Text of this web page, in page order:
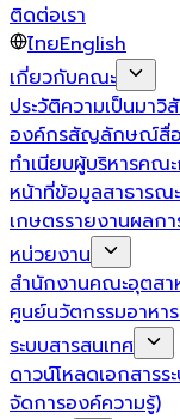
ติดต่อเรา
ไทยEnglish
เกี่ยวกับคณะ
ประวัติความเป็นมาวิ
องค์กรสัญลักษณ์สื่
ทำเนียบผู้บริหารคณะ
หน้าที่ข้อมูลสาธารณะ
เกษตรรายงานผลก
หน่วยงาน
สำนักงานคณะอุตสา
ศูนย์นวัตกรรมอาหา
ระบบสารสนเทศ
ดาวน์โหลดเอกสารร
จัดการองค์ความรู้)